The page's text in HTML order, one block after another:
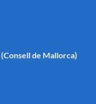
(Consell de Mallorca)